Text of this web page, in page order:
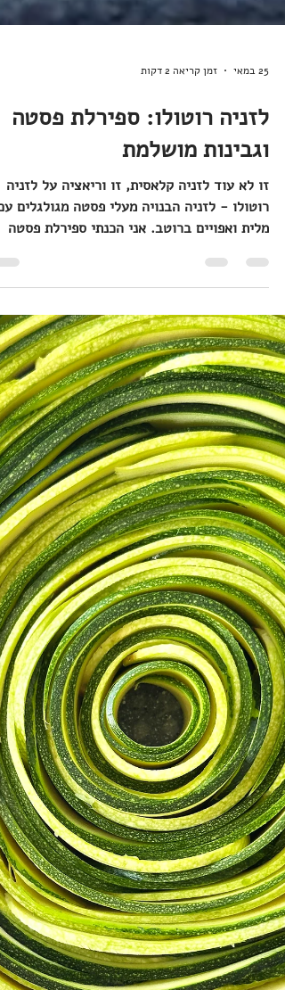
25 במאי זמן קריאה 2 דקות
לזניה רוטולו: ספירלת פסטה
וגבינות מושלמת
זו לא עוד לזניה קלאסית, זו וריאציה על לזניה
מלית ואפויים ברוטב. אני הכנתי ספירלת פסטה
ענקית בכלי אחד, עם מלית ריקוטה ועגבניות
מיובשות, רוטב עגבניות פשוט וטעים, ומעל?
לא, מוצרלה נמתחת ופרמזן. אני השתמשתי
ל RUMMO מסוג MAFALDINE No 80 להכנת
הלזניה. מיוחד, טעים, הצגה. בואו נכין לזניה
רוטולו: ספירלת פסטה וגבינות מושלמת! |מה
להכנת לזניה רוטולו: ספירלת פסטה וגבינות
מושלמת (תבנית בקוטר 28 ס"מ) פסטה ל
RUMMO מסוג MAFALDINE No 8